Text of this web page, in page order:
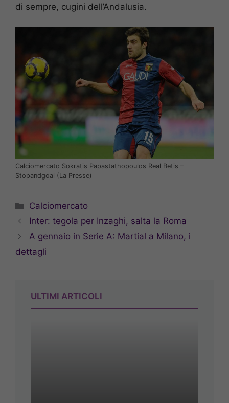
di sempre, cugini dell’Andalusia.
Calciomercato Sokratis Papastathopoulos Real Betis –
Stopandgoal (La Presse)
Categorie
Calciomercato
Inter: tegola per Inzaghi, salta la Roma
A gennaio in Serie A: Martial a Milano, i
dettagli
ULTIMI ARTICOLI